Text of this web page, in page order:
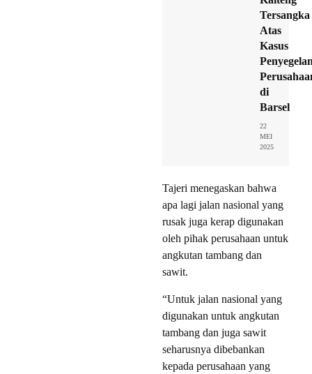
Tersangka
Atas
Kasus
di
Barsel
22
MEI
2025
Tajeri menegaskan bahwa
apa lagi jalan nasional yang
rusak juga kerap digunakan
oleh pihak perusahaan untuk
angkutan tambang dan
sawit.
“Untuk jalan nasional yang
digunakan untuk angkutan
tambang dan juga sawit
seharusnya dibebankan
kepada perusahaan yang